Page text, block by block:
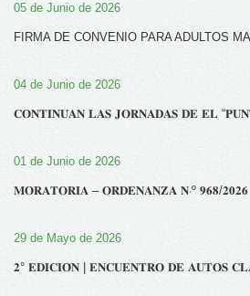
05 de Junio de 2026
FIRMA DE CONVENIO PARA ADULTOS
04 de Junio de 2026
𝐂𝐎𝐍𝐓𝐈𝐍𝐔́𝐀𝐍 𝐋𝐀𝐒 𝐉𝐎𝐑𝐍𝐀𝐃𝐀𝐒 𝐃𝐄 𝐄𝐋
01 de Junio de 2026
𝐌𝐎𝐑𝐀𝐓𝐎𝐑𝐈𝐀 – 𝐎𝐑𝐃𝐄𝐍𝐀𝐍𝐙𝐀 𝐍‧º 𝟗𝟔𝟖/𝟐𝟎𝟐𝟔
29 de Mayo de 2026
𝟐° 𝐄𝐃𝐈𝐂𝐈𝐎́𝐍 | 𝐄𝐍𝐂𝐔𝐄𝐍𝐓𝐑𝐎 𝐃𝐄 𝐀𝐔𝐓𝐎𝐒